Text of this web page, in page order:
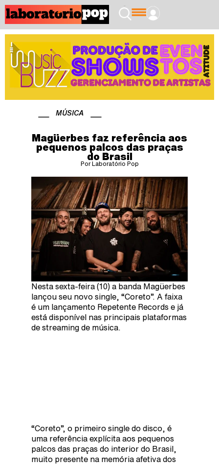
MÚSICA
Magüerbes faz referência aos
pequenos palcos das praças
do Brasil
Por Laboratório Pop
Nesta sexta-feira (10) a banda Magüerbes
lançou seu novo single, “Coreto”. A faixa
é um lançamento Repetente Records e já
está disponível nas principais plataformas
de streaming de música.
“Coreto”, o primeiro single do disco, é
uma referência explícita aos pequenos
palcos das praças do interior do Brasil,
muito presente na memória afetiva dos